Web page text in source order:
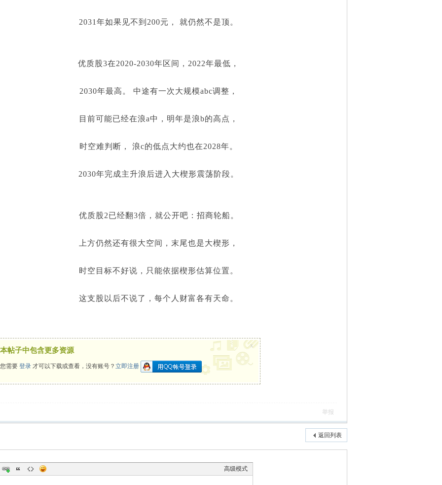
2031年如果见不到200元， 就仍然不是顶。
优质股3在2020-2030年区间，2022年最低，
2030年最高。 中途有一次大规模abc调整，
目前可能已经在浪a中，明年是浪b的高点，
时空难判断， 浪c的低点大约也在2028年。
2030年完成主升浪后进入大楔形震荡阶段。
优质股2已经翻3倍，就公开吧：招商轮船。
上方仍然还有很大空间，末尾也是大楔形，
时空目标不好说，只能依据楔形估算位置。
这支股以后不说了，每个人财富各有天命。
本帖子中包含更多资源
您需要 登录 才可以下载或查看，没有账号？ 立即注册
x
举报
返回列表
高级模式